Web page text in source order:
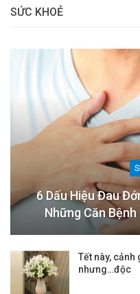
SỨC KHOẺ
6 Dấu Hiệu Đau
Những Căn
Tết này,
nhưng…độc